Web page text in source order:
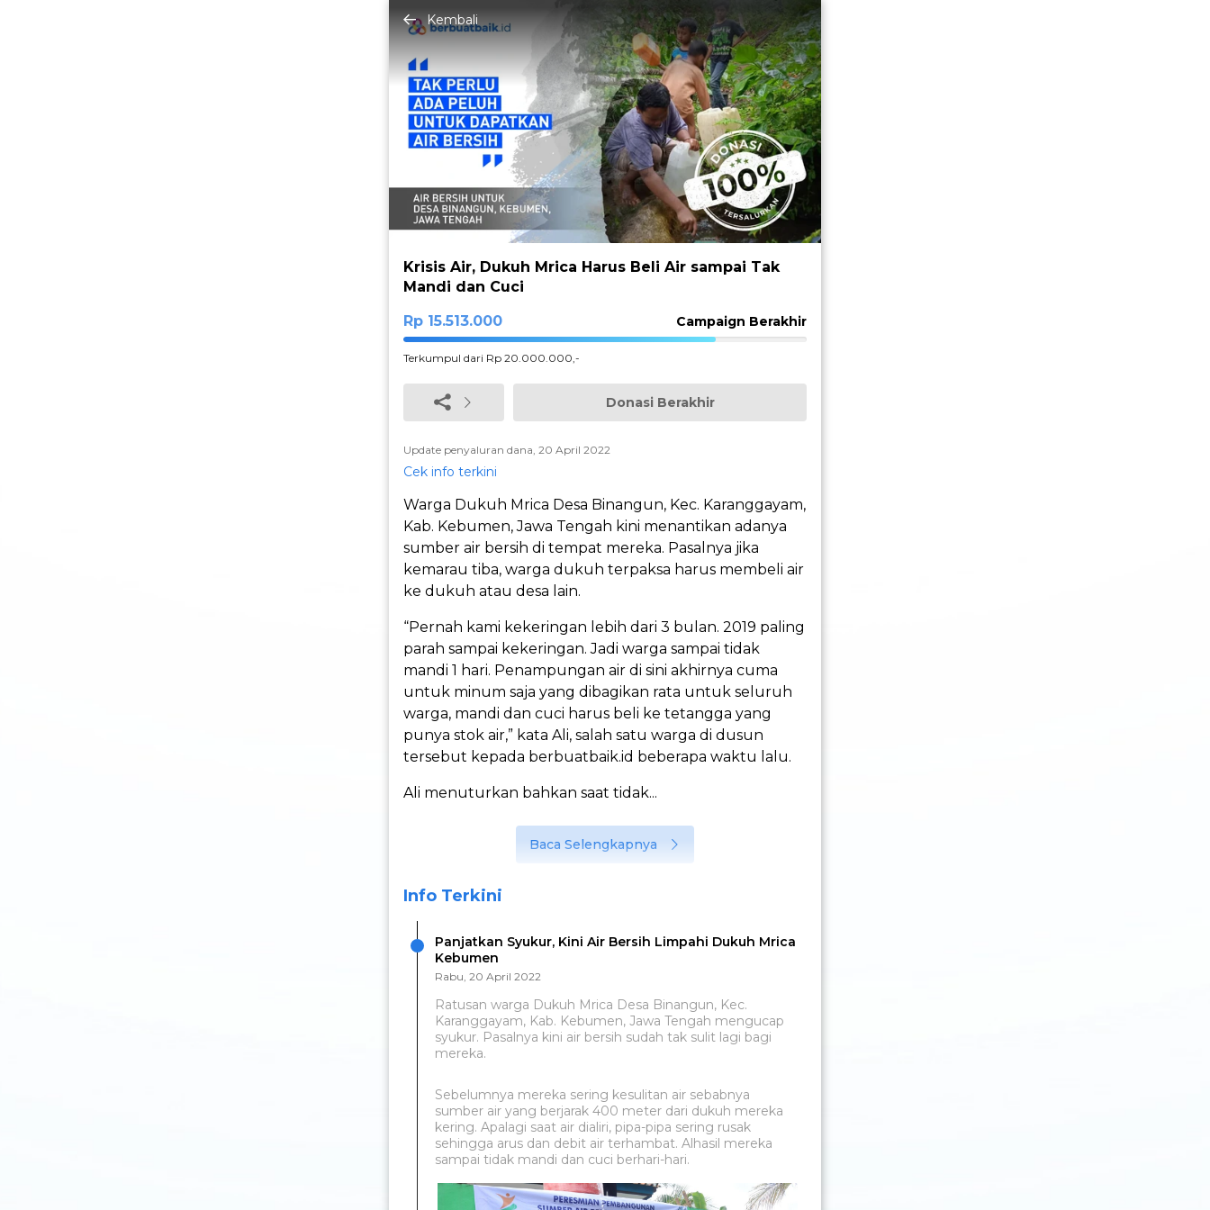
Kembali
Krisis Air, Dukuh Mrica Harus Beli Air sampai Tak
Mandi dan Cuci
Rp 15.513.000
Campaign Berakhir
77.565%
Complete
Terkumpul dari Rp 20.000.000,-
Donasi Berakhir
Update penyaluran dana, 20 April 2022
Cek info terkini
Warga Dukuh Mrica Desa Binangun, Kec. Karanggayam,
Kab. Kebumen, Jawa Tengah kini menantikan adanya
sumber air bersih di tempat mereka. Pasalnya jika
kemarau tiba, warga dukuh terpaksa harus membeli air
ke dukuh atau desa lain.
“Pernah kami kekeringan lebih dari 3 bulan. 2019 paling
parah sampai kekeringan. Jadi warga sampai tidak
mandi 1 hari. Penampungan air di sini akhirnya cuma
untuk minum saja yang dibagikan rata untuk seluruh
warga, mandi dan cuci harus beli ke tetangga yang
punya stok air,” kata Ali, salah satu warga di dusun
tersebut kepada berbuatbaik.id beberapa waktu lalu.
Ali menuturkan bahkan saat tidak...
Baca Selengkapnya
Info Terkini
Panjatkan Syukur, Kini Air Bersih Limpahi Dukuh Mrica
Kebumen
Rabu, 20 April 2022
Ratusan warga Dukuh Mrica Desa Binangun, Kec.
Karanggayam, Kab. Kebumen, Jawa Tengah mengucap
syukur. Pasalnya kini air bersih sudah tak sulit lagi bagi
mereka.
Sebelumnya mereka sering kesulitan air sebabnya
sumber air yang berjarak 400 meter dari dukuh mereka
kering. Apalagi saat air dialiri, pipa-pipa sering rusak
sehingga arus dan debit air terhambat. Alhasil mereka
sampai tidak mandi dan cuci berhari-hari.